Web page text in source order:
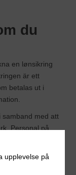
du
en lønsikring
är ett
betalas ut i
samband med att
Personal på
och
upplevelse på